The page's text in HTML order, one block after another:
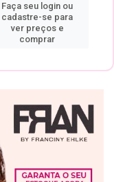
Faça seu login ou
cadastre-se para
ver preços e
comprar